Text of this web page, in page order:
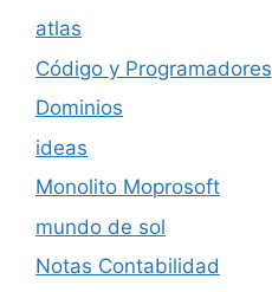
atlas
Código y Programadores
Dominios
ideas
Monolito Moprosoft
mundo de sol
Notas Contabilidad